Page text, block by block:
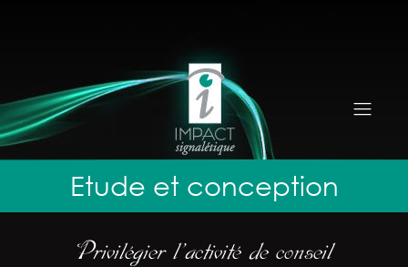
Etude et conception
Privilégier l’activité de conseil